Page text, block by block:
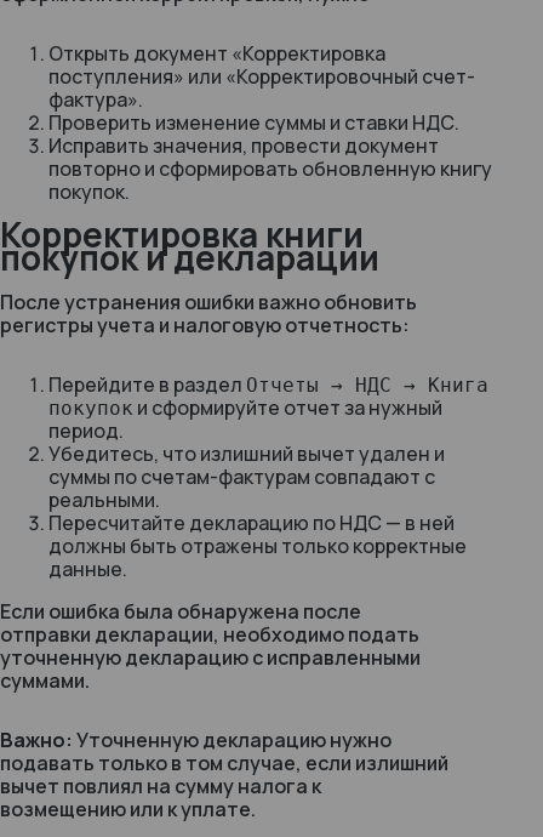
Открыть документ «Корректировка
поступления» или «Корректировочный счет-
фактура».
Проверить изменение суммы и ставки НДС.
Исправить значения, провести документ
повторно и сформировать обновленную книгу
покупок.
Корректировка книги
покупок и декларации
После устранения ошибки важно обновить
регистры учета и налоговую отчетность:
Перейдите в раздел Отчеты → НДС → Книга
покупок и сформируйте отчет за нужный
период.
Убедитесь, что излишний вычет удален и
суммы по счетам-фактурам совпадают с
реальными.
Пересчитайте декларацию по НДС — в ней
должны быть отражены только корректные
данные.
Если ошибка была обнаружена после
отправки декларации, необходимо подать
уточненную декларацию с исправленными
суммами.
Важно: Уточненную декларацию нужно
подавать только в том случае, если излишний
вычет повлиял на сумму налога к
возмещению или к уплате.